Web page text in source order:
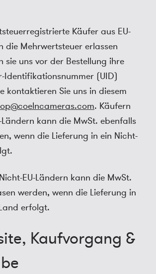
Käufer aus EU-
die Mehrwertsteuer erlassen
sie uns vor der Bestellung ihre
Identifikationsnummer (UID)
kontaktieren Sie uns in diesem
. Käufern
kann die MwSt. ebenfalls
wenn die Lieferung in ein Nicht-
EU-Ländern kann die MwSt.
werden, wenn die Lieferung in
erfolgt.
Kaufvorgang &